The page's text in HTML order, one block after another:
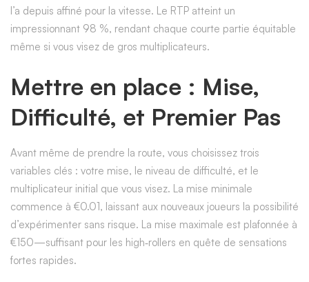
l’a depuis affiné pour la vitesse. Le RTP atteint un
impressionnant 98 %, rendant chaque courte partie équitable
même si vous visez de gros multiplicateurs.
Mettre en place : Mise,
Difficulté, et Premier Pas
Avant même de prendre la route, vous choisissez trois
variables clés : votre mise, le niveau de difficulté, et le
multiplicateur initial que vous visez. La mise minimale
commence à €0.01, laissant aux nouveaux joueurs la possibilité
d’expérimenter sans risque. La mise maximale est plafonnée à
€150—suffisant pour les high‑rollers en quête de sensations
fortes rapides.